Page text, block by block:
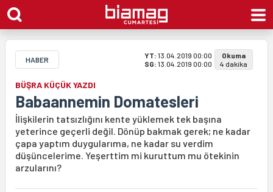
HABER YT: 13.04.2019 00:00
SG: 13.04.2019 00:00
Okuma
4 dakika
BÜŞRA KÜÇÜK YAZDI
Babaannemin Domatesleri
İlişkilerin tatsızlığını kente yüklemek tek başına
yeterince geçerli değil. Dönüp bakmak gerek; ne kadar
çapa yaptım duygularıma, ne kadar su verdim
düşüncelerime. Yeşerttim mi kuruttum mu ötekinin
arzularını?